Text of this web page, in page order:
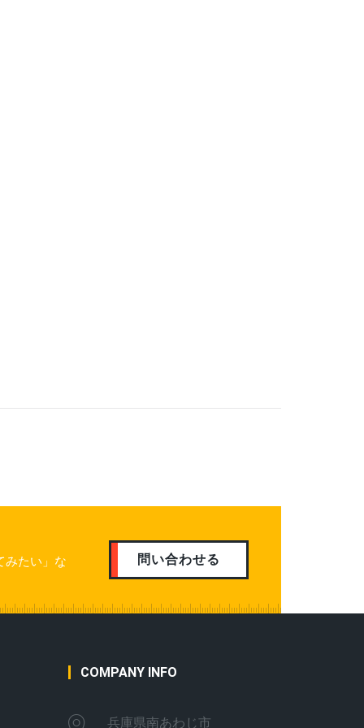
みたい」な
問い合わせる
COMPANY INFO
兵庫県南あわじ市